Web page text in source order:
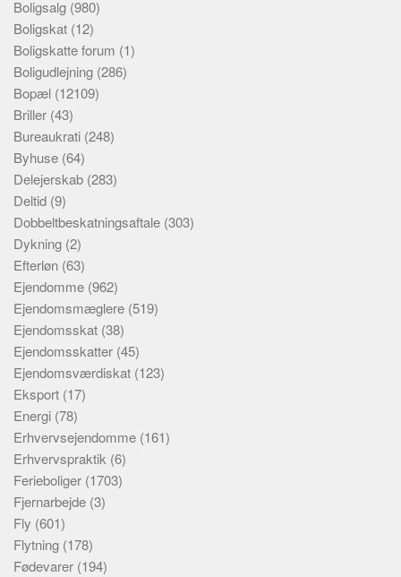
Boligsalg (980)
Boligskat (12)
Boligskatte forum (1)
Boligudlejning (286)
Bopæl (12109)
Briller (43)
Bureaukrati (248)
Byhuse (64)
Delejerskab (283)
Deltid (9)
Dobbeltbeskatningsaftale (303)
Dykning (2)
Efterløn (63)
Ejendomme (962)
Ejendomsmæglere (519)
Ejendomsskat (38)
Ejendomsskatter (45)
Ejendomsværdiskat (123)
Eksport (17)
Energi (78)
Erhvervsejendomme (161)
Erhvervspraktik (6)
Ferieboliger (1703)
Fjernarbejde (3)
Fly (601)
Flytning (178)
Fødevarer (194)